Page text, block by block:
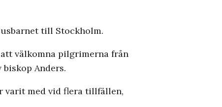
till Stockholm.
välkomna pilgrimerna från
Anders.
varit med vid flera tillfällen,